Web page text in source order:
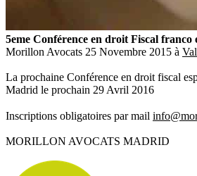
5eme Conférence en droit Fiscal franco
Morillon Avocats 25 Novembre 2015 à
La prochaine Conférence en droit fiscal
Madrid le prochain 29 Avril 2016
Inscriptions obligatoires par mail
MORILLON AVOCATS MADRID